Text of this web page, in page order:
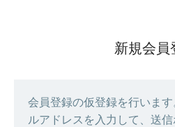
新規会員
会員登録の仮登録を行いま
ルアドレスを入力して、送